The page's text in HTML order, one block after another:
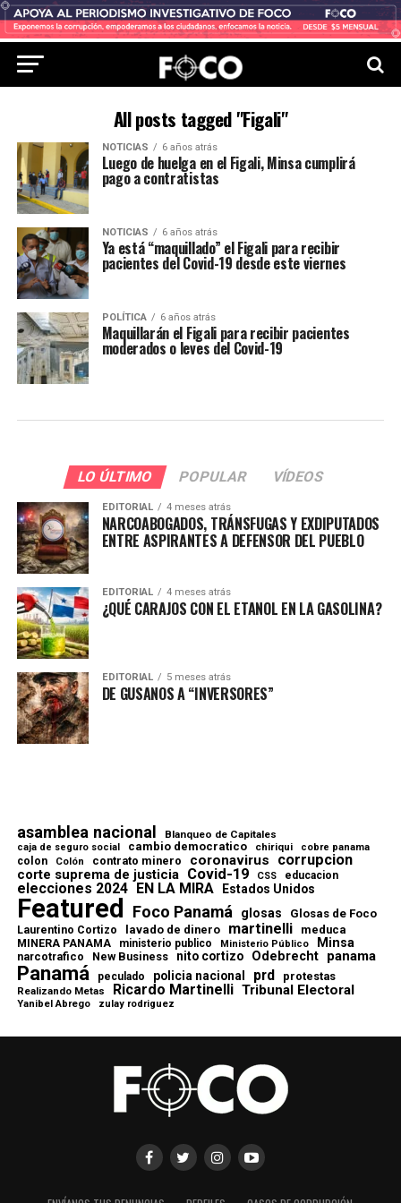
All posts tagged "Figali"
NOTICIAS 6 años atrás
Luego de huelga en el Figali, Minsa cumplirá
pago a contratistas
NOTICIAS 6 años atrás
Ya está “maquillado” el Figali para recibir
pacientes del Covid-19 desde este viernes
POLÍTICA 6 años atrás
Maquillarán el Figali para recibir pacientes
moderados o leves del Covid-19
LO ÚLTIMO POPULAR VÍDEOS
EDITORIAL 4 meses atrás
NARCOABOGADOS, TRÁNSFUGAS Y EXDIPUTADOS
ENTRE ASPIRANTES A DEFENSOR DEL PUEBLO
EDITORIAL 4 meses atrás
¿QUÉ CARAJOS CON EL ETANOL EN LA GASOLINA?
EDITORIAL 5 meses atrás
DE GUSANOS A “INVERSORES”
asamblea nacional Blanqueo de Capitales
caja de seguro social cambio democratico chiriqui cobre panama
colon Colón contrato minero coronavirus corrupcion
corte suprema de justicia Covid-19 CSS educacion
elecciones 2024 EN LA MIRA Estados Unidos
Featured Foco Panamá glosas Glosas de Foco
Laurentino Cortizo lavado de dinero martinelli meduca
MINERA PANAMA ministerio publico Ministerio Público Minsa
narcotrafico New Business nito cortizo Odebrecht panama
Panamá peculado policia nacional prd protestas
Realizando Metas Ricardo Martinelli Tribunal Electoral
Yanibel Abrego zulay rodriguez